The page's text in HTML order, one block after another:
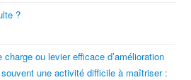
?
ou levier efficace d’amélioration
une activité difficile à maîtriser :